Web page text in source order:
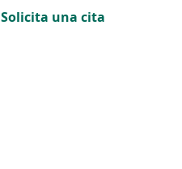
Solicita una cita